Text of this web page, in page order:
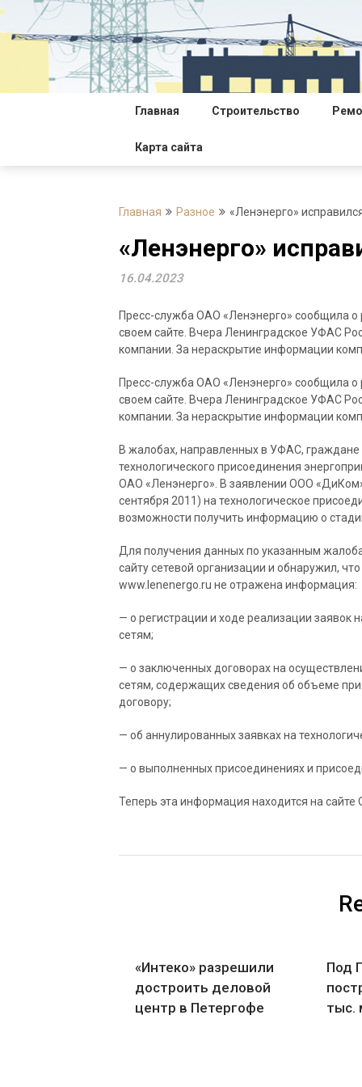
Перейти
содержимому
Главная Строительство
Карта сайта
Главная Разное «Ленэнерго»
«Ленэнерго»
16.04.2023
Пресс-служба ОАО «Ленэнерго» сообщила
своем сайте. Вчера Ленинградское УФАС
компании. За нераскрытие информации
Пресс-служба ОАО «Ленэнерго» сообщила
своем сайте. Вчера Ленинградское УФАС
компании. За нераскрытие информации
В жалобах, направленных в УФАС,
технологического присоединения
ОАО «Ленэнерго». В заявлении ООО
сентября 2011) на технологическое
возможности получить информацию о
Для получения данных по указанным
сайту сетевой организации и обнаружил,
www.lenenergo.ru не отражена информация:
— о регистрации и ходе реализации заявок
сетям;
— о заключенных договорах на
сетям, содержащих сведения об объеме
договору;
— об аннулированных заявках на
— о выполненных присоединениях и
Теперь эта информация находится на
«Интеко» разрешили
достроить деловой
центр в Петергофе
Под
тыс.